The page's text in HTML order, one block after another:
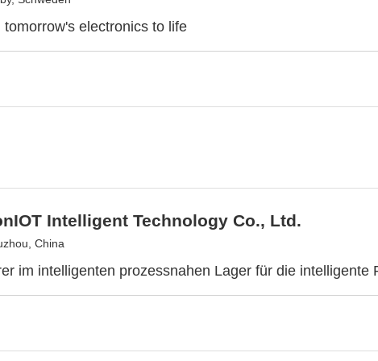
tomorrow's electronics to life
Intelligent Technology Co., Ltd.
China
im intelligenten prozessnahen Lager für die intelligente